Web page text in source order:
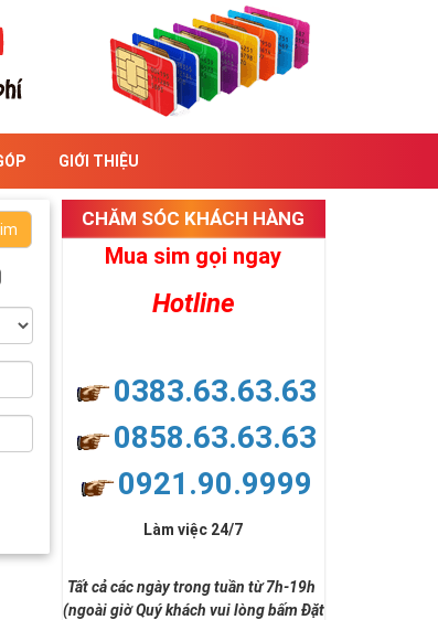
GIỚI THIỆU
CHĂM SÓC KHÁCH HÀNG
Mua sim gọi ngay
Hotline
0383.63.63.63
0858.63.63.63
0921.90.9999
Làm việc 24/7
Tất cả các ngày trong tuần từ 7h-19h
(ngoài giờ Quý khách vui lòng bấm Đặt